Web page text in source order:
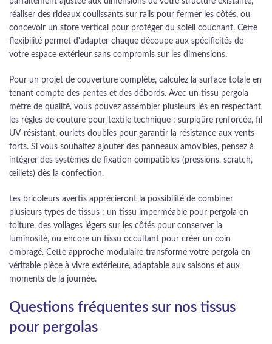
réaliser des rideaux coulissants sur rails pour fermer les côtés, ou
concevoir un store vertical pour protéger du soleil couchant. Cette
flexibilité permet d'adapter chaque découpe aux spécificités de
votre espace extérieur sans compromis sur les dimensions.
Pour un projet de couverture complète, calculez la surface totale en
tenant compte des pentes et des débords. Avec un tissu pergola
mètre de qualité, vous pouvez assembler plusieurs lés en respectant
les règles de couture pour textile technique : surpiqûre renforcée, fil
UV-résistant, ourlets doubles pour garantir la résistance aux vents
forts. Si vous souhaitez ajouter des panneaux amovibles, pensez à
intégrer des systèmes de fixation compatibles (pressions, scratch,
œillets) dès la confection.
Les bricoleurs avertis apprécieront la possibilité de combiner
plusieurs types de tissus : un tissu imperméable pour pergola en
toiture, des voilages légers sur les côtés pour conserver la
luminosité, ou encore un tissu occultant pour créer un coin
ombragé. Cette approche modulaire transforme votre pergola en
véritable pièce à vivre extérieure, adaptable aux saisons et aux
moments de la journée.
Questions fréquentes sur nos tissus
pour pergolas